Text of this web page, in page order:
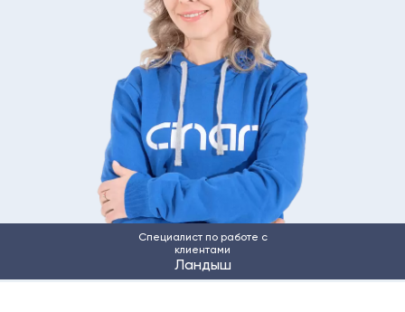
Специалист по работе с
клиентами
Ландыш